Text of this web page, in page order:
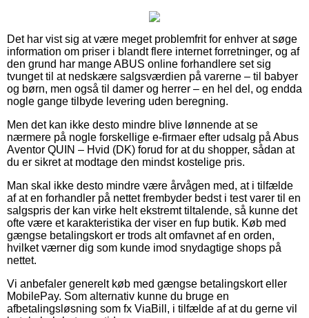
Det har vist sig at være meget problemfrit for enhver at søge
information om priser i blandt flere internet forretninger, og af
den grund har mange ABUS online forhandlere set sig
tvunget til at nedskære salgsværdien på varerne – til babyer
og børn, men også til damer og herrer – en hel del, og endda
nogle gange tilbyde levering uden beregning.
Men det kan ikke desto mindre blive lønnende at se
nærmere på nogle forskellige e-firmaer efter udsalg på Abus
Aventor QUIN – Hvid (DK) forud for at du shopper, sådan at
du er sikret at modtage den mindst kostelige pris.
Man skal ikke desto mindre være årvågen med, at i tilfælde
af at en forhandler på nettet frembyder bedst i test varer til en
salgspris der kan virke helt ekstremt tiltalende, så kunne det
ofte være et karakteristika der viser en fup butik. Køb med
gængse betalingskort er trods alt omfavnet af en orden,
hvilket værner dig som kunde imod snydagtige shops på
nettet.
Vi anbefaler generelt køb med gængse betalingskort eller
MobilePay. Som alternativ kunne du bruge en
afbetalingsløsning som fx ViaBill, i tilfælde af at du gerne vil